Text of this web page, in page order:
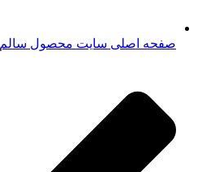
صفحه اصلی سایت محصول سالم